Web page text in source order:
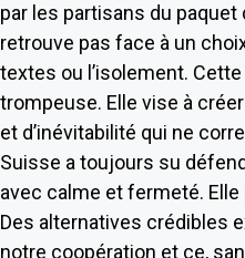
par les partisans du paquet
retrouve pas face à un
textes ou l’isolement.
trompeuse. Elle vise à
et d’inévitabilité qui ne
Suisse a toujours su
avec calme et fermeté.
Des alternatives crédibles
notre coopération et ce,